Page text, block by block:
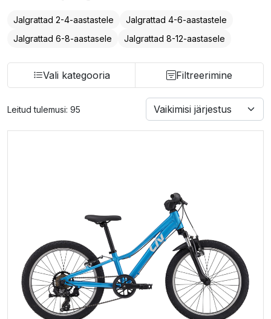
Jalgrattad 2-4-aastastele
Jalgrattad 4-6-aastastele
Jalgrattad 6-8-aastasele
Jalgrattad 8-12-aastasele
Vali kategooria Filtreerimine
Leitud tulemusi: 95